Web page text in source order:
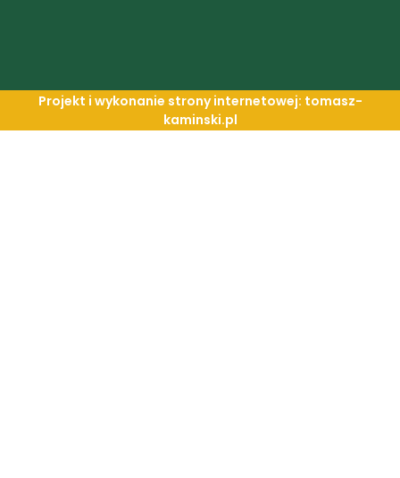
Projekt i wykonanie strony internetowej: tomasz-
kaminski.pl